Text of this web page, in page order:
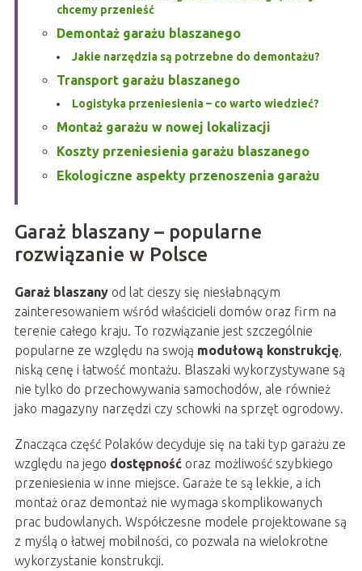
chcemy przenieść
Demontaż garażu blaszanego
Jakie narzędzia są potrzebne do demontażu?
Transport garażu blaszanego
Logistyka przeniesienia – co warto wiedzieć?
Montaż garażu w nowej lokalizacji
Koszty przeniesienia garażu blaszanego
Ekologiczne aspekty przenoszenia garażu
Garaż blaszany – popularne
rozwiązanie w Polsce
Garaż blaszanyod lat cieszy się niesłabnącym
zainteresowaniem wśród właścicieli domów oraz firm na
terenie całego kraju. To rozwiązanie jest szczególnie
popularne ze względu na swoją modułową konstrukcję,
niską cenę i łatwość montażu. Blaszaki wykorzystywane są
nie tylko do przechowywania samochodów, ale również
jako magazyny narzędzi czy schowki na sprzęt ogrodowy.
Znacząca część Polaków decyduje się na taki typ garażu ze
względu na jego dostępnośćoraz możliwość szybkiego
przeniesienia w inne miejsce. Garaże te są lekkie, a ich
montaż oraz demontaż nie wymaga skomplikowanych
prac budowlanych. Współczesne modele projektowane są
z myślą o łatwej mobilności, co pozwala na wielokrotne
wykorzystanie konstrukcji.